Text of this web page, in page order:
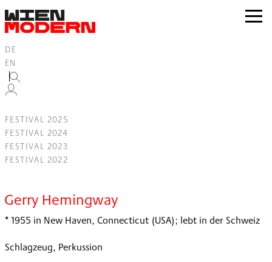
springen
zur
DE
EN
FESTIVAL 2025
FESTIVAL 2024
FESTIVAL 2023
FESTIVAL 2022
Gerry Hemingway
* 1955 in New Haven, Connecticut (USA); lebt in der Schweiz
Schlagzeug, Perkussion